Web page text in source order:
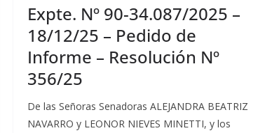
Expte. Nº 90-34.087/2025 –
18/12/25 – Pedido de
Informe – Resolución Nº
356/25
De las Señoras Senadoras ALEJANDRA BEATRIZ
NAVARRO y LEONOR NIEVES MINETTI, y los